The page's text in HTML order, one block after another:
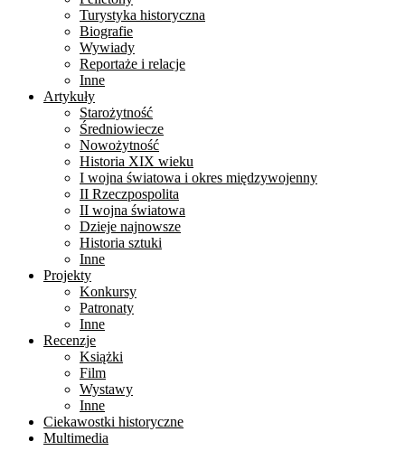
Turystyka historyczna
Biografie
Wywiady
Reportaże i relacje
Inne
Artykuły
Starożytność
Średniowiecze
Nowożytność
Historia XIX wieku
I wojna światowa i okres międzywojenny
II Rzeczpospolita
II wojna światowa
Dzieje najnowsze
Historia sztuki
Inne
Projekty
Konkursy
Patronaty
Inne
Recenzje
Książki
Film
Wystawy
Inne
Ciekawostki historyczne
Multimedia